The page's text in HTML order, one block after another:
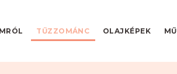
TŰZZOMÁNC OLAJKÉPEK